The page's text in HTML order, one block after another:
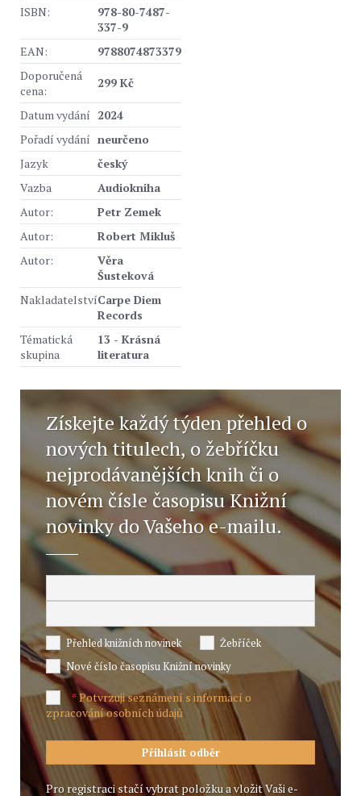
ISBN:
978-80-7487-
337-9
EAN:
9788074873379
Doporučená
cena:
299 Kč
Datum vydání 2024
Pořadí vydání neurčeno
Jazyk
český
Vazba
Audiokniha
Autor:
Petr Zemek
Autor:
Robert Mikluš
Autor:
Věra
Šusteková
NakladatelstvíCarpe Diem
Records
Tématická
skupina
13 - Krásná
literatura
Získejte každý týden přehled o
nových titulech, o žebříčku
nejprodávanějších knih či o
novém čísle časopisu Knižní
novinky do Vašeho e-mailu.
Přehled knižních novinek
Žebříček
Nové číslo časopisu Knižní novinky
*Potvrzuji seznámení s informací o
zpracování osobních údajů
Pro registraci stačí vybrat položku a vložit Vaši e-